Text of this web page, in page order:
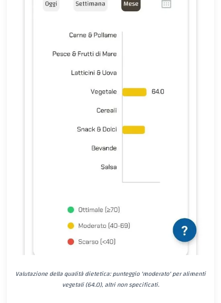
Valutazione della qualità dietetica: punteggio 'moderato' per alimenti
vegetali (64.0), altri non specificati.